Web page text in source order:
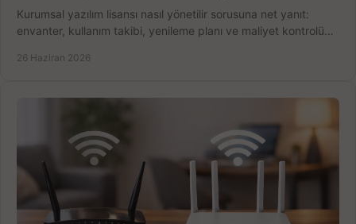
Kurumsal yazılım lisansı nasıl yönetilir sorusuna net yanıt:
envanter, kullanım takibi, yenileme planı ve maliyet kontrolü
26 Haziran 2026